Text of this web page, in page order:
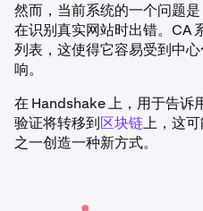
然而，当前系统的一个问题
在识别真实网站时出错。CA
列表，这使得它容易受到中
响。
在 Handshake 上，用于告诉
验证将转移到区块链上，这
之一创造一种新方式。